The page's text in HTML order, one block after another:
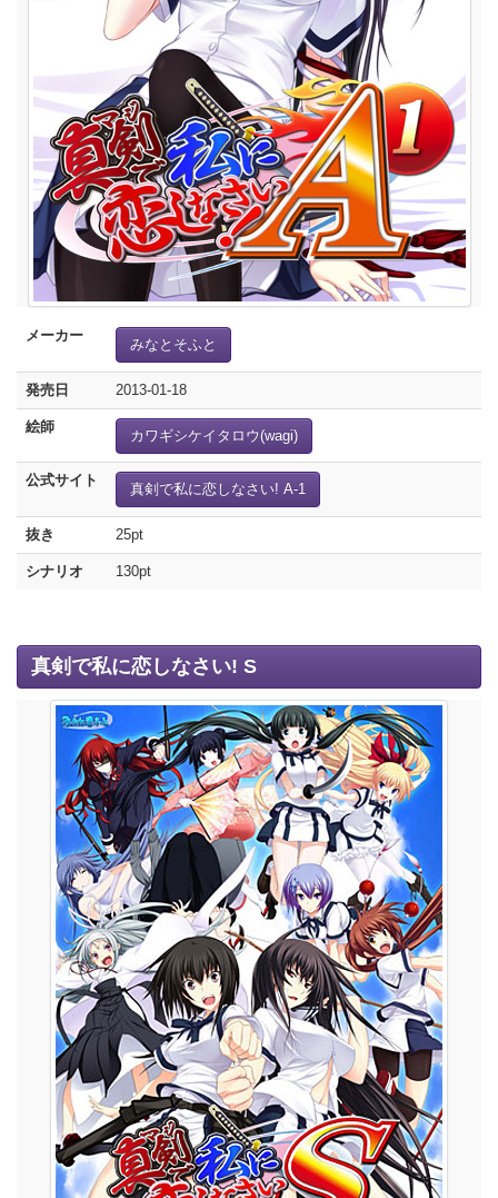
メーカー
みなとそふと
発売日 2013-01-18
絵師
カワギシケイタロウ(wagi)
公式サイト
真剣で私に恋しなさい! A-1
抜き 25pt
シナリオ 130pt
真剣で私に恋しなさい! S